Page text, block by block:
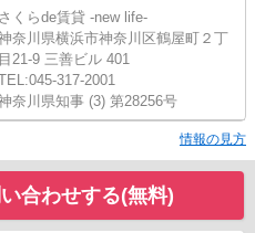
さくらde賃貸 -new life-
奈川県横浜市神奈川区鶴屋町２丁
目21-9 三善ビル 401
317-2001
奈川県知事 (3) 第28256号
情報の見方
合わせする(無料)